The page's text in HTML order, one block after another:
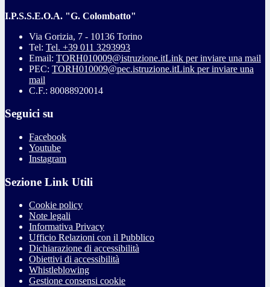
I.P.S.S.E.O.A. "G. Colombatto"
Via Gorizia, 7 - 10136 Torino
Tel: Tel. +39 011 3293993
Email: TORH010009@istruzione.itLink per inviare una mail
PEC: TORH010009@pec.istruzione.itLink per inviare una
mail
C.F.: 80088920014
Seguici su
Facebook
Youtube
Instagram
Sezione Link Utili
Cookie policy
Note legali
Informativa Privacy
Ufficio Relazioni con il Pubblico
Dichiarazione di accessibilità
Obiettivi di accessibilità
Whistleblowing
Gestione consensi cookie